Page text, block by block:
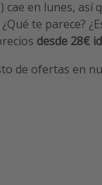
cae en lunes, así
te parece?
desde 28€
de ofertas en